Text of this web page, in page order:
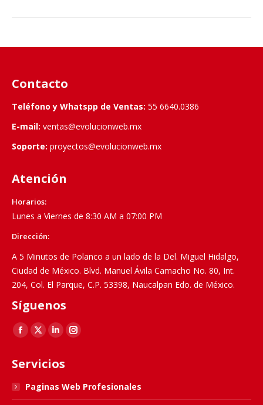
Contacto
Teléfono y Whatspp de Ventas: 55 6640.0386
E-mail: ventas@evolucionweb.mx
Soporte: proyectos@evolucionweb.mx
Atención
Horarios:
Lunes a Viernes de 8:30 AM a 07:00 PM
Dirección:
A 5 Minutos de Polanco a un lado de la Del. Miguel Hidalgo,
Ciudad de México. Blvd. Manuel Ávila Camacho No. 80, Int.
204, Col. El Parque, C.P. 53398, Naucalpan Edo. de México.
Síguenos
Find us on:
Facebook
opens
in
new
X
opens
in
new
Linkedin
opens
new
Instagram
in
new
Servicios
Paginas Web Profesionales